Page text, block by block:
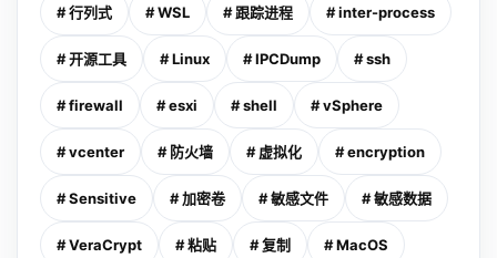
# 行列式 # WSL # 跟踪进程 # inter-process
# 开源工具 # Linux # IPCDump # ssh
# firewall # esxi # shell # vSphere
# vcenter # 防火墙 # 虚拟化 # encryption
# Sensitive # 加密卷 # 敏感文件 # 敏感数据
# VeraCrypt # 粘贴 # 复制 # MacOS